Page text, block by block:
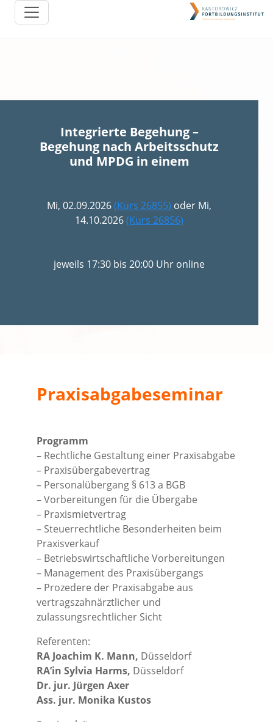
Integrierte Begehung –
Begehung nach Arbeitsschutz
und MPDG in einem
Mi, 02.09.2026(Kurs 26855) oder Mi,
14.10.2026(Kurs 26856)
jeweils 17:30 bis 20:00 Uhr online
Praxisabgabeseminar
Programm
– Rechtliche Gestaltung einer Praxisabgabe
– Praxisübergabevertrag
– Personalübergang § 613 a BGB
– Vorbereitungen für die Übergabe
– Praxismietvertrag
– Steuerrechtliche Besonderheiten beim
Praxisverkauf
– Betriebswirtschaftliche Vorbereitungen
– Management des Praxisübergangs
– Prozedere der Praxisabgabe aus
vertragszahnärztlicher und
zulassungsrechtlicher Sicht
Referenten:
RA Joachim K. Mann, Düsseldorf
RA’in Sylvia Harms, Düsseldorf
Dr. jur. Jürgen Axer
Ass. jur. Monika Kustos